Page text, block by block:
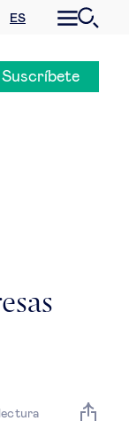
ES
de negocio
Suscríbete